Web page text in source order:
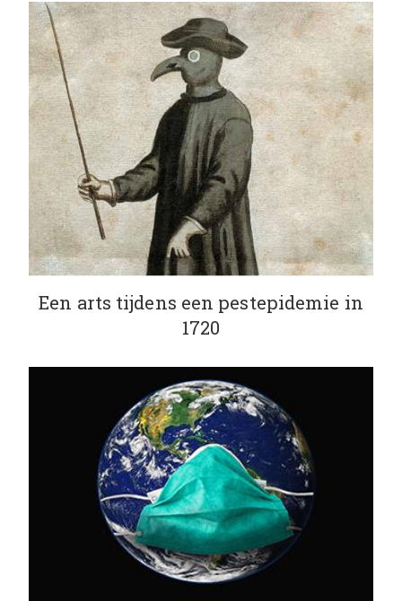
Een arts tijdens een pestepidemie in
1720